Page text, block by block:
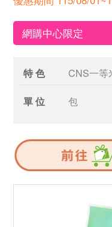
網購中心限定
特 色 CNS一等
單 位 包